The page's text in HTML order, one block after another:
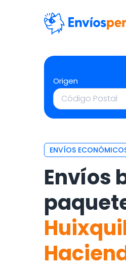
Origen
ENVÍOS
Envíos